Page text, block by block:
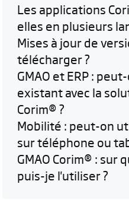
Les applications
elles en plusieurs
Mises à jour de
télécharger ?
GMAO et ERP :
existant avec la
Corim® ?
Mobilité : peut-on
sur téléphone ou
GMAO Corim® : sur
puis-je l'utiliser ?